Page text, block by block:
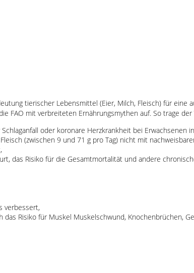
tierischer Lebensmittel (Eier, Milch, Fleisch) für eine
FAO mit verbreiteten Ernährungsmythen auf. So trage der
oder koronare Herzkrankheit bei Erwachsenen
(zwischen 9 und 71 g pro Tag) nicht mit
das Risiko für die Gesamtmortalität und andere
verbessert,
Risiko für Muskel Muskelschwund, Knochenbrüchen,